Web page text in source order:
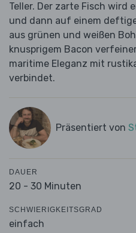
Teller. Der zarte Fisch
und dann auf einem
aus grünen und weißen
knusprigem Bacon
maritime Eleganz mit
verbindet.
Präsentiert von
DAUER
20 - 30 Minuten
SCHWIERIGKEITSGRAD
einfach